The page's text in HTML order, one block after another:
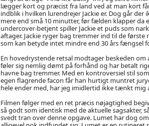
lægger kort og præcist fra land ved at man kort
indblik i hvilken lurendrejer Jackie er. Dog går der
mere end små 10 minutter, før fælden klapper da
undercover-betjent spiller Jackie et puds som
aftager. Jackie ryger bag tremmer ind til de
som kan betyde intet mindre end 30 års fængsel
En hovedrystende retsal modtager beskeden om
føler sig nemlig dømt på forhånd og har betalt
havne bag tremmer. Med en kontroversiel stil
egen flagrende facon får han hurtigt muntret
hele ender med, har jeg imidlertid ikke tænkt mig
Filmen følger med en ret præcis nøjagtighed
så godt som identisk med de aktuelle sagsakter,
svedt tran over denne opgave. Lumet har dog